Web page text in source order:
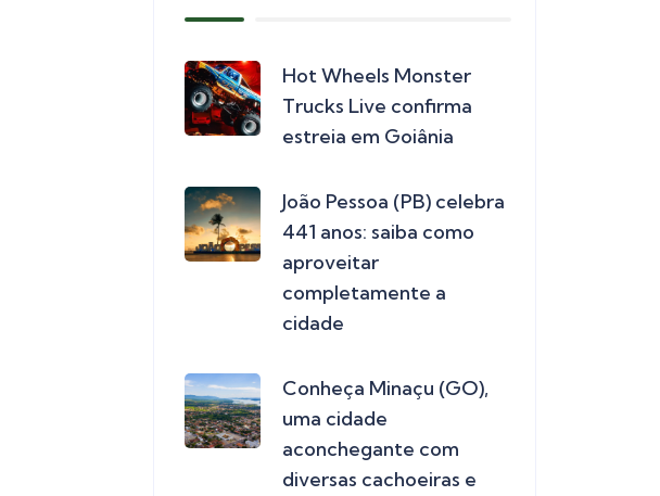
Hot Wheels Monster
Trucks Live confirma
estreia em Goiânia
João Pessoa (PB) celebra
441 anos: saiba como
aproveitar
completamente a
cidade
Conheça Minaçu (GO),
uma cidade
aconchegante com
diversas cachoeiras e